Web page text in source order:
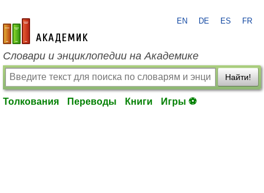
academic.ru
EN DE ES FR
Словари и энциклопедии на Академике
Найти!
Толкования Переводы Книги Игры ⚽